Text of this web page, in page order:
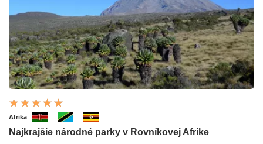
Afrika
Najkrajšie národné parky v Rovníkovej Afrike